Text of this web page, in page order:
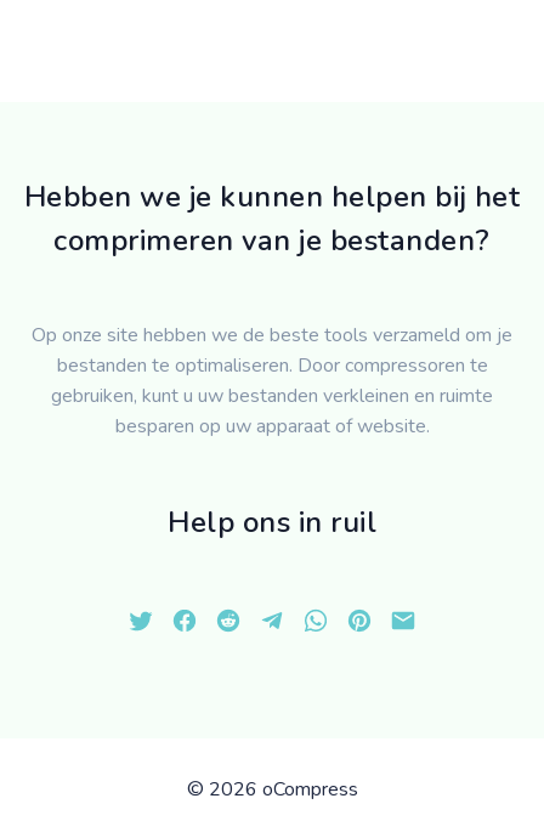
Hebben we je kunnen helpen bij het
comprimeren van je bestanden?
Op onze site hebben we de beste tools verzameld om je
bestanden te optimaliseren. Door compressoren te
gebruiken, kunt u uw bestanden verkleinen en ruimte
besparen op uw apparaat of website.
Help ons in ruil
© 2026 oCompress